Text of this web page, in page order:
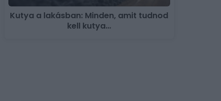
Kutya a lakásban: Minden, amit tudnod
kell kutya…